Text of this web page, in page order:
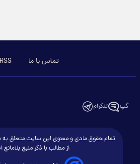
تماس با ما RSS
گپ تلگرام
تمام حقوق مادی و معنوی این سایت متعلق به
از مطالب با ذکر منبع